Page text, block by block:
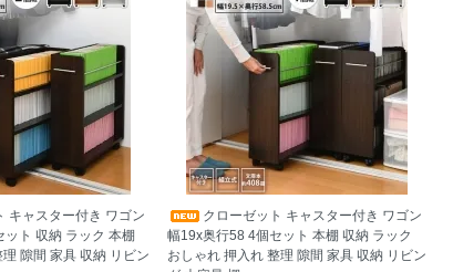
キャスター付き ワゴン
ト 収納 ラック 本棚
隙間 家具 収納 リビン
クローゼット キャスター付き ワゴン
幅19x奥行58 4個セット 本棚 収納 ラック
おしゃれ 押入れ 整理 隙間 家具 収納 リビン